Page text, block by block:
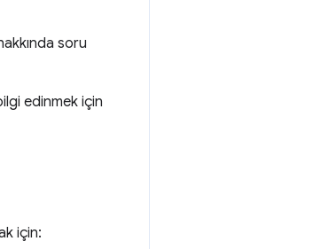
soru
edinmek için
için: